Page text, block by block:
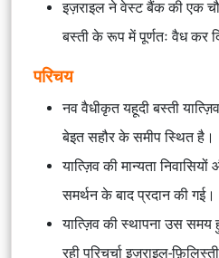
इज़राइल ने वेस्ट बैंक की एक
बस्ती के रूप में पूर्णतः वैध कर
परिचय
नव वैधीकृत यहूदी बस्तीयात्ज़िव
बेइत सहौरके समीप स्थित है।
यात्ज़िव की मान्यता निवासियों
समर्थन के बाद प्रदान की गई।
यात्ज़िव की स्थापना उस समय
रही परिचर्चा इज़राइल-